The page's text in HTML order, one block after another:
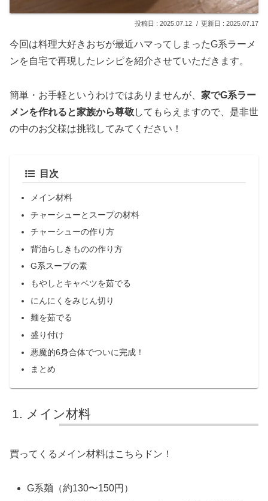
2025.07.12 2025.07.17
今回は料理大好きおぢが最近ハマってしまったG系ラーメ
ンを自宅で再現したレシピを紹介させていただきます。
簡単・お手軽というわけではありませんが、 家でG系ラー
メンを作れると家族から尊敬してもらえますので、是非世
の中のお父様は挑戦してみてください！
目次
メイン材料
チャーシューとスープの材料
チャーシューの作り方
背油らしきものの作り方
G系スープの素
もやしとキャベツを茹でる
にんにくをみじん切り
麺を茹でる
盛り付け
悪魔的6身合体でついに完成！
まとめ
メイン材料
買ってくるメイン材料はこちらドン！
G系麺（約130〜150円）